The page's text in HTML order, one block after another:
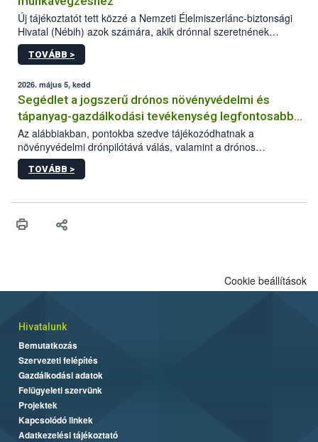
Új tájékoztatót tett közzé a Nemzeti Élelmiszerlánc-biztonsági
Hivatal (Nébih) azok számára, akik drónnal szeretnének
növényvédelmi vagy tápanyag-gazdálkodási tevékenységet
végezni Magyarországon. Az összefoglaló részletesen
műszaki és hatósági feltételek.
TOVÁBB >
2026. május 5, kedd
Segédlet a jogszerű drónos növényvédelmi és
tápanyag-gazdálkodási tevékenység legfontosabb
feltételeiről
Az alábbiakban, pontokba szedve tájékozódhatnak a
növényvédelmi drónpilótává válás, valamint a drónos
növényvédelmi és tápanyag-gazdálkodási tevékenység
végzésének legfontosabb feltételeiről*.
TOVÁBB >
Cookie beállítások
Hivatalunk
Bemutatkozás
Szervezeti felépítés
Gazdálkodási adatok
Felügyeleti szervünk
Projektek
Kapcsolódó linkek
Adatkezelési tájékoztató